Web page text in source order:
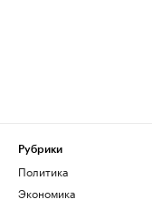
Рубрики
Политика
Экономика